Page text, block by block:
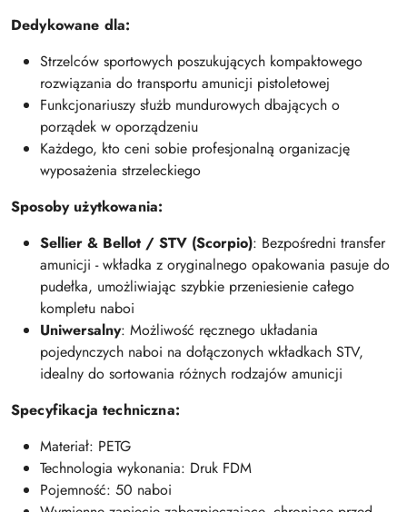
Dedykowane dla:
Strzelców sportowych poszukujących kompaktowego
rozwiązania do transportu amunicji pistoletowej
Funkcjonariuszy służb mundurowych dbających o
porządek w oporządzeniu
Każdego, kto ceni sobie profesjonalną organizację
wyposażenia strzeleckiego
Sposoby użytkowania:
Sellier & Bellot / STV (Scorpio): Bezpośredni transfer
amunicji - wkładka z oryginalnego opakowania pasuje do
pudełka, umożliwiając szybkie przeniesienie całego
kompletu naboi
Uniwersalny: Możliwość ręcznego układania
pojedynczych naboi na dołączonych wkładkach STV,
idealny do sortowania różnych rodzajów amunicji
Specyfikacja techniczna:
Materiał: PETG
Technologia wykonania: Druk FDM
Pojemność: 50 naboi